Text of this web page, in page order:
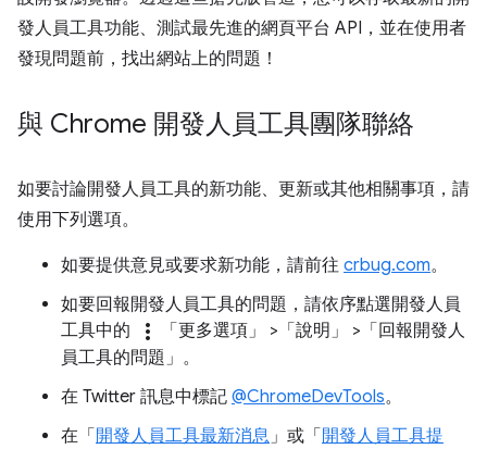
發人員工具功能、測試最先進的網頁平台 API，並在使用者
發現問題前，找出網站上的問題！
與 Chrome 開發人員工具團隊聯絡
如要討論開發人員工具的新功能、更新或其他相關事項，請
使用下列選項。
如要提供意見或要求新功能，請前往 crbug.com。
如要回報開發人員工具的問題，請依序點選開發人員
工具中的
more_vert 「更多選項」 >「說明」
>「回報開發人
員工具的問題」 。
在 Twitter 訊息中標記 @ChromeDevTools。
在「開發人員工具最新消息 」或「開發人員工具提